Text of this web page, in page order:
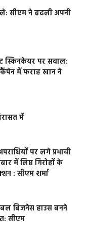
सीएम ने बदली अपनी
स्किनकेयर पर सवाल:
में फराह खान ने
में
पर लगे प्रभावी
में लिप्त गिरोहों के
: सीएम शर्मा
बिजनेस हाउस बनने
सीएम